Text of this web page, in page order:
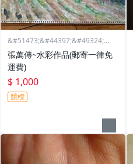
&#51473;&#44397;&#49324;&#
397;&#51665;
張萬傳~水彩作品(郵寄一律免
運費)
$ 1,000
競標